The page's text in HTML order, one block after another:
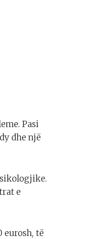
Pasi
dhe një
e
eurosh, të